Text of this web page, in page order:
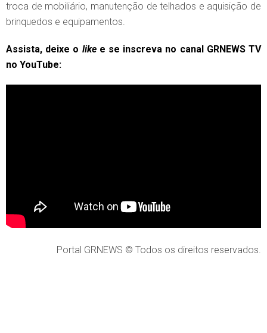
troca de mobiliário, manutenção de telhados e aquisição de
brinquedos e equipamentos.
Assista, deixe o likee se inscreva no canal GRNEWS TV
no YouTube:
Portal GRNEWS © Todos os direitos reservados.